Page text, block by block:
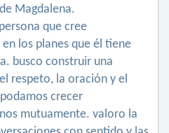
Magdalena.
que cree
los planes que él tiene
busco construir una
respeto, la oración y el
crecer
mutuamente. valoro la